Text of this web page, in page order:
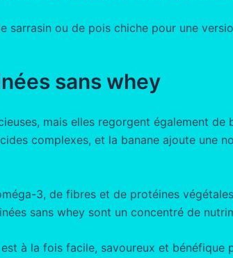
sarrasin ou de pois chiche pour une
sans whey
mais elles regorgent également
complexes, et la banane ajoute une
3, de fibres et de protéines
sans whey sont un concentré de
à la fois facile, savoureux et